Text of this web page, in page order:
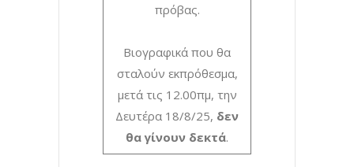
πρόβας.
Βιογραφικά που θα
σταλούν εκπρόθεσμα,
μετά τις 12.00πμ, την
Δευτέρα 18/8/25, δεν
θα γίνουν δεκτά.